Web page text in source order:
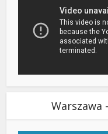
Warszawa